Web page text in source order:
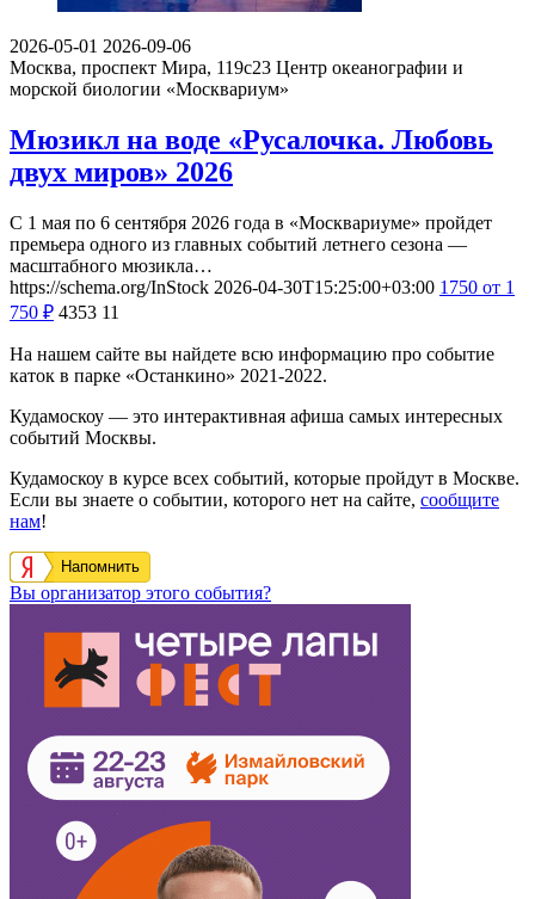
2026-05-01 2026-09-06
Москва, проспект Мира, 119с23 Центр океанографии и
морской биологии «Москвариум»
Мюзикл на воде «Русалочка. Любовь
двух миров» 2026
С 1 мая по 6 сентября 2026 года в «Москвариуме» пройдет
премьера одного из главных событий летнего сезона —
масштабного мюзикла…
https://schema.org/InStock 2026-04-30T15:25:00+03:00 1750 от 1
750 ₽ 4353 11
На нашем сайте вы найдете всю информацию про событие
каток в парке «Останкино» 2021-2022.
Кудамоскоу — это интерактивная афиша самых интересных
событий Москвы.
Кудамоскоу в курсе всех событий, которые пройдут в Москве.
Если вы знаете о событии, которого нет на сайте, сообщите
нам!
Напомнить
Вы организатор этого события?